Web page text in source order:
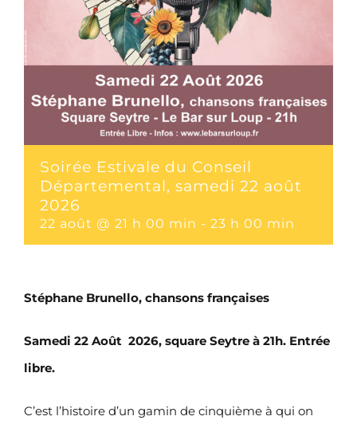
Soirée Estivale du Conseil
Départemental, samedi 22 août
2026
22 août @ 21 h 00 min - 23 h 00 min
Stéphane Brunello, chansons françaises
Samedi 22 Août 2026, square Seytre à 21h. Entrée
libre.
C’est l’histoire d’un gamin de cinquième à qui on